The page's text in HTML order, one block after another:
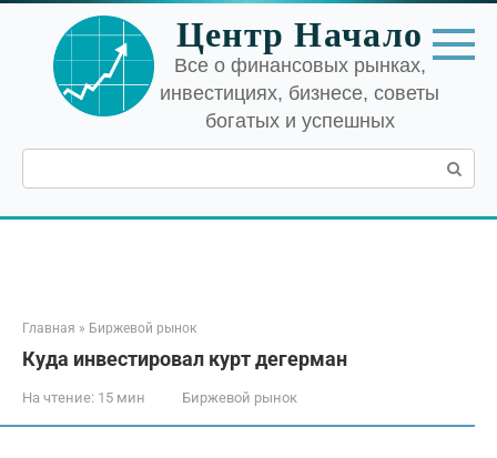
Перейти
контенту
Центр Начало
Все о финансовых рынках,
инвестициях, бизнесе, советы
богатых и успешных
Поиск:
Главная » Биржевой рынок
Куда инвестировал курт дегерман
На чтение: 15 мин Биржевой рынок